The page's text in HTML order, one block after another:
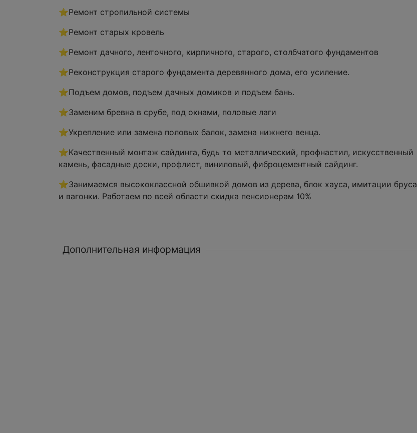
⭐Ремонт стропильной системы
⭐Ремонт старых кровель
⭐Ремонт дачного, ленточного, кирпичного, старого, столбчатого фундаментов
⭐Реконструкция старого фундамента деревянного дома, его усиление.
⭐Подъем домов, подъем дачных домиков и подъем бань.
⭐Заменим бревна в срубе, под окнами, половые лаги
⭐Укрепление или замена половых балок, замена нижнего венца.
⭐Качественный монтаж сайдинга, будь то металлический, профнастил, искусственный
камень, фасадные доски, профлист, виниловый, фиброцементный сайдинг.
⭐Занимаемся высококлассной обшивкой домов из дерева, блок хауса, имитации бруса
и вагонки. Работаем по всей области скидка пенсионерам 10%
Дополнительная информация